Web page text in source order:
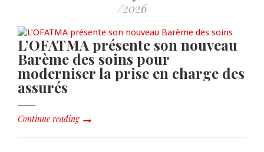
/2026
L’OFATMA présente son nouveau
Barème des soins pour
moderniser la prise en charge des
assurés
Continue reading